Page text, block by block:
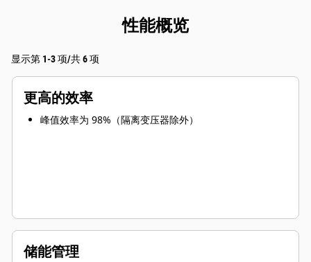
性能概览
显示第 1-3 项/共 6 项
更高的效率
峰值效率为 98%（隔离变压器除外）
储能管理